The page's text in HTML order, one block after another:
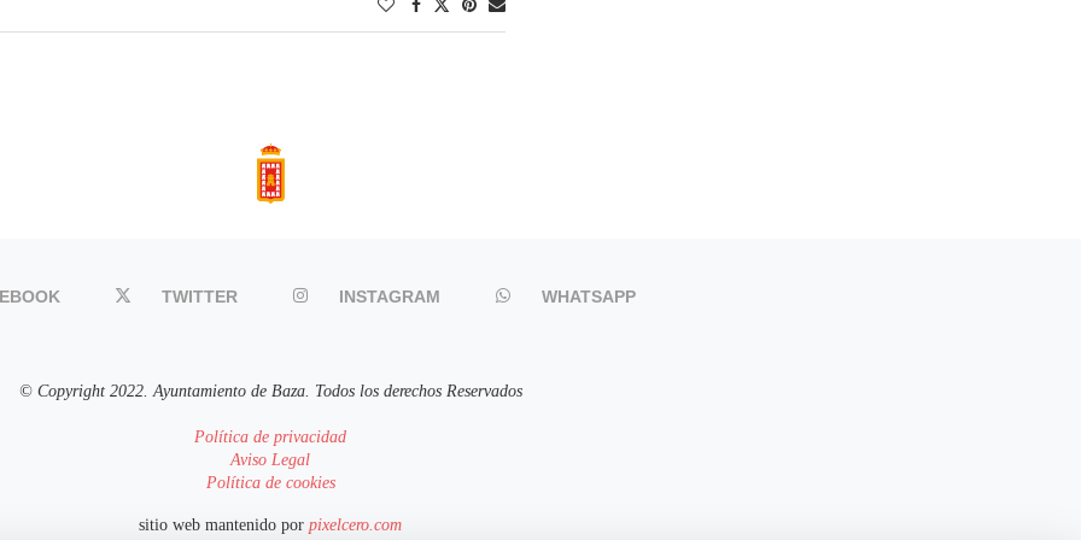
TWITTER INSTAGRAM WHATSAPP
© Copyright 2022. Ayuntamiento de Baza. Todos los derechos Reservados
Política de privacidad
Aviso Legal
Política de cookies
sitio web mantenido por pixelcero.com